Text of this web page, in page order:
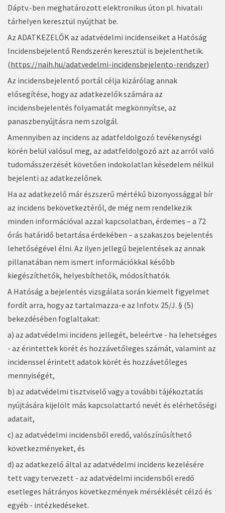
Dáptv.-ben meghatározott elektronikus úton pl. hivatali
tárhelyen keresztül nyújthat be.
Az ADATKEZELŐK az adatvédelmi incidenseiket a Hatóság
Incidensbejelentő Rendszerén keresztül is bejelenthetik.
(https://naih.hu/adatvedelmi-incidensbejelento-rendszer)
Az incidensbejelentő portál célja kizárólag annak
elősegítése, hogy az adatkezelők számára az
incidensbejelentés folyamatát megkönnyítse, az
panaszbenyújtásra nem szolgál.
Amennyiben az incidens az adatfeldolgozó tevékenységi
körén belül valósul meg, az adatfeldolgozó azt az arról való
tudomásszerzését követően indokolatlan késedelem nélkül
bejelenti az adatkezelőnek.
Ha az adatkezelő már észszerű mértékű bizonyossággal bír
az incidens bekövetkeztéről, de még nem rendelkezik
minden információval azzal kapcsolatban, érdemes – a 72
órás határidő betartása érdekében – a szakaszos bejelentés
lehetőségével élni. Az ilyen jellegű bejelentések az annak
pillanatában nem ismert információkkal később
kiegészíthetők, helyesbíthetők, módosíthatók.
A Hatóság a bejelentés vizsgálata során kiemelt figyelmet
fordít arra, hogy az tartalmazza-e az Infotv. 25/J. § (5)
bekezdésében foglaltakat:
a) az adatvédelmi incidens jellegét, beleértve - ha lehetséges
- az érintettek körét és hozzávetőleges számát, valamint az
incidenssel érintett adatok körét és hozzávetőleges
mennyiségét,
b) az adatvédelmi tisztviselő vagy a további tájékoztatás
nyújtására kijelölt más kapcsolattartó nevét és elérhetőségi
adatait,
c) az adatvédelmi incidensből eredő, valószínűsíthető
következményeket, és
d) az adatkezelő által az adatvédelmi incidens kezelésére
tett vagy tervezett - az adatvédelmi incidensből eredő
esetleges hátrányos következmények mérséklését célzó és
egyéb - intézkedéseket.